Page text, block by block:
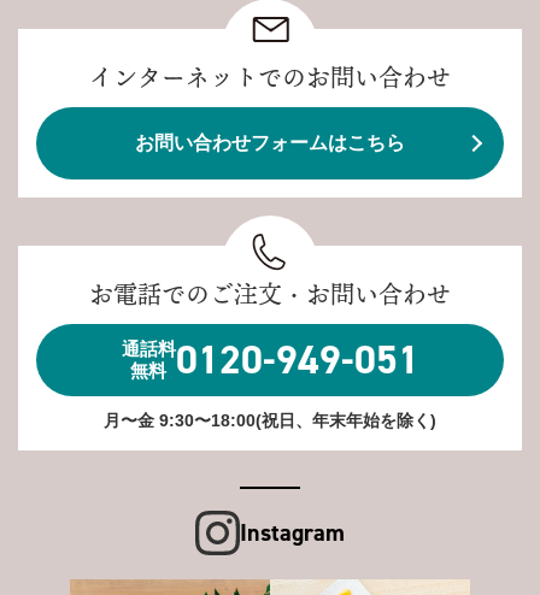
インターネットでのお問い合わせ
お問い合わせフォームはこちら
お電話でのご注文・お問い合わせ
通話料
無料 0120-949-051
月〜金 9:30〜18:00(祝日、年末年始を除く)
Instagram